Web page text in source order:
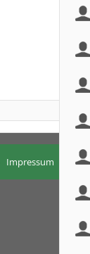
Impressum